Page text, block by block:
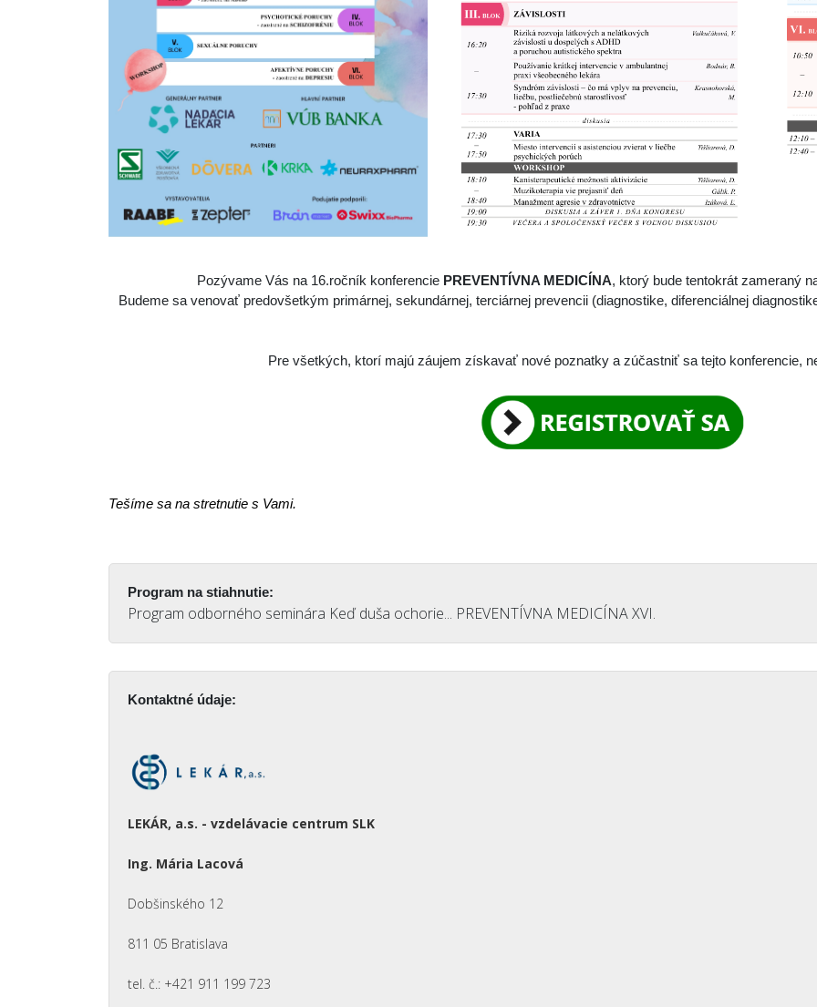
Pozývame Vás na 16.ročník konferencie PREVENTÍVNA MEDICÍNA, ktorý bude tentokrát zameraný
Budeme sa venovať predovšetkým primárnej, sekundárnej, terciárnej prevencii (diagnostike, diferenciálnej
Pre všetkých, ktorí majú záujem získavať nové poznatky a zúčastniť sa tejto konferencie,
Tešíme sa na stretnutie s Vami.
Program na stiahnutie:
Program odborného seminára Keď duša ochorie... PREVENTÍVNA MEDICÍNA XVI.
Kontaktné údaje:
LEKÁR, a.s. - vzdelávacie centrum SLK
Ing. Mária Lacová
Dobšinského 12
811 05 Bratislava
tel. č.: +421 911 199 723